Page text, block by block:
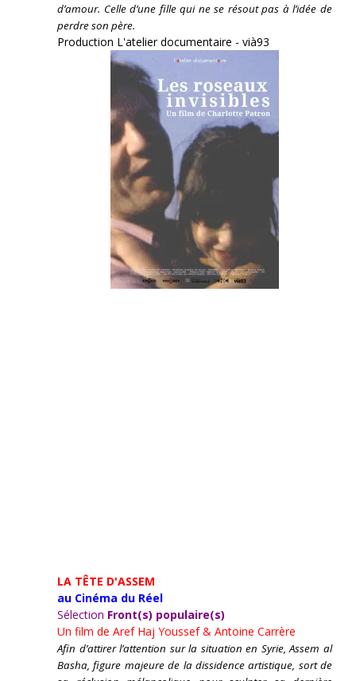
d’amour. Celle d’une fille qui ne se résout pas à l’idée de
perdre son père.
Production L'atelier documentaire - vià93
LA TÊTE D'ASSEM
au Cinéma du Réel
Sélection Front(s) populaire(s)
Un film de Aref Haj Youssef & Antoine Carrère
Afin d’attirer l’attention sur la situation en Syrie, Assem al
Basha, figure majeure de la dissidence artistique, sort de